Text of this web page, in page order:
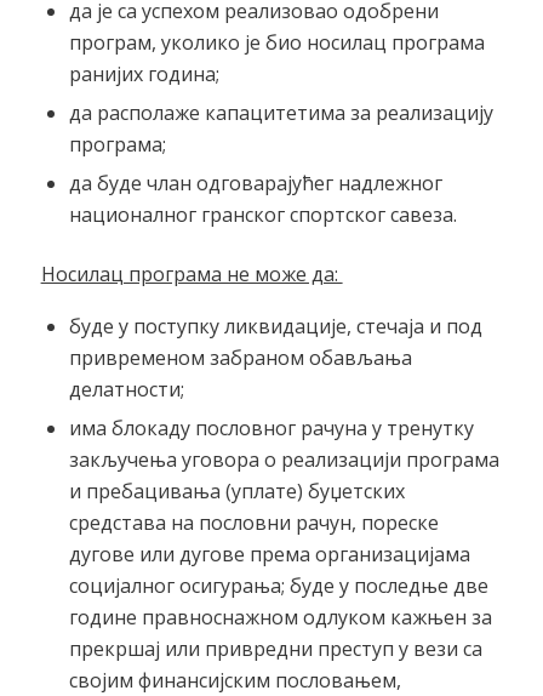
да је са успехом реализовао одобрени
програм, уколико је био носилац програма
ранијих година;
да располаже капацитетима за реализацију
програма;
да буде члан одговарајућег надлежног
националног гранског спортског савеза.
Носилац програма не може да:
буде у поступку ликвидације, стечаја и под
привременом забраном обављања
делатности;
има блокаду пословног рачуна у тренутку
закључења уговора о реализацији програма
и пребацивања (уплате) буџетских
средстава на пословни рачун, пореске
дугове или дугове према организацијама
социјалног осигурања; буде у последње две
године правноснажном одлуком кажњен за
прекршај или привредни преступ у вези са
својим финансијским пословањем,